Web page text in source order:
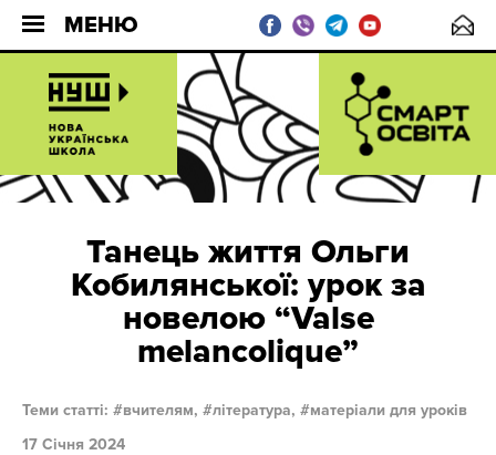
МЕНЮ
Танець життя Ольги
Кобилянської: урок за
новелою “Valse
melancolique”
Теми статті: вчителям, література,
матеріали для уроків
17 Січня 2024